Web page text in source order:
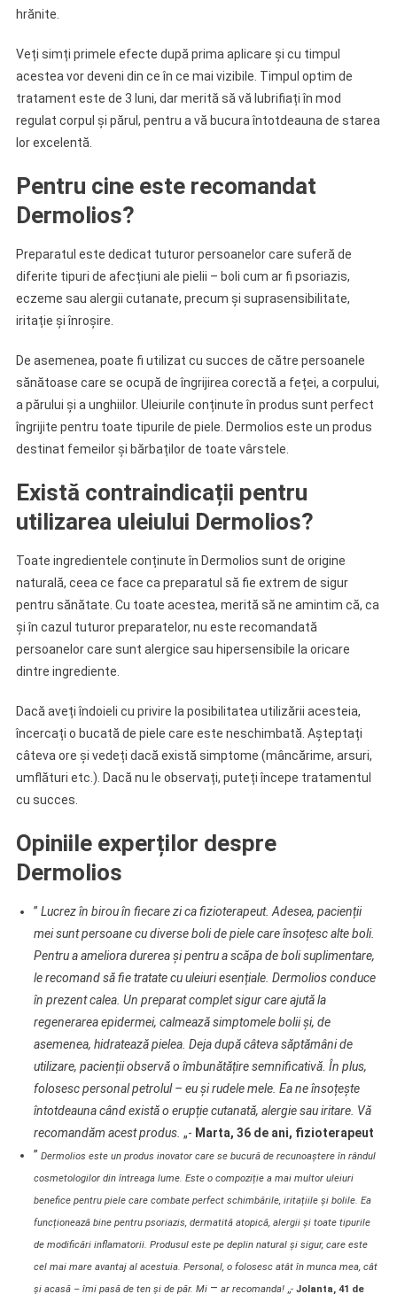
hrănite.
Veți simți primele efecte după prima aplicare și cu timpul
acestea vor deveni din ce în ce mai vizibile. Timpul optim de
tratament este de 3 luni, dar merită să vă lubrifiați în mod
regulat corpul și părul, pentru a vă bucura întotdeauna de starea
lor excelentă.
Pentru cine este recomandat
Dermolios?
Preparatul este dedicat tuturor persoanelor care suferă de
diferite tipuri de afecțiuni ale pielii – boli cum ar fi psoriazis,
eczeme sau alergii cutanate, precum și suprasensibilitate,
iritație și înroșire.
De asemenea, poate fi utilizat cu succes de către persoanele
sănătoase care se ocupă de îngrijirea corectă a feței, a corpului,
a părului și a unghiilor. Uleiurile conținute în produs sunt perfect
îngrijite pentru toate tipurile de piele. Dermolios este un produs
destinat femeilor și bărbaților de toate vârstele.
Există contraindicații pentru
utilizarea uleiului Dermolios?
Toate ingredientele conținute în Dermolios sunt de origine
naturală, ceea ce face ca preparatul să fie extrem de sigur
pentru sănătate. Cu toate acestea, merită să ne amintim că, ca
și în cazul tuturor preparatelor, nu este recomandată
persoanelor care sunt alergice sau hipersensibile la oricare
dintre ingrediente.
Dacă aveți îndoieli cu privire la posibilitatea utilizării acesteia,
încercați o bucată de piele care este neschimbată. Așteptați
câteva ore și vedeți dacă există simptome (mâncărime, arsuri,
umflături etc.). Dacă nu le observați, puteți începe tratamentul
cu succes.
Opiniile experților despre
Dermolios
” Lucrez în birou în fiecare zi ca fizioterapeut. Adesea, pacienții
mei sunt persoane cu diverse boli de piele care însoțesc alte boli.
Pentru a ameliora durerea și pentru a scăpa de boli suplimentare,
le recomand să fie tratate cu uleiuri esențiale. Dermolios conduce
în prezent calea. Un preparat complet sigur care ajută la
regenerarea epidermei, calmează simptomele bolii și, de
asemenea, hidratează pielea. Deja după câteva săptămâni de
utilizare, pacienții observă o îmbunătățire semnificativă. În plus,
folosesc personal petrolul – eu și rudele mele. Ea ne însoțește
întotdeauna când există o erupție cutanată, alergie sau iritare. Vă
recomandăm acest produs. „- Marta, 36 de ani, fizioterapeut
” Dermolios este un produs inovator care se bucură de recunoaștere în rândul
cosmetologilor din întreaga lume. Este o compoziție a mai multor uleiuri
benefice pentru piele care combate perfect schimbările, iritațiile și bolile. Ea
funcționează bine pentru psoriazis, dermatită atopică, alergii și toate tipurile
de modificări inflamatorii. Produsul este pe deplin natural și sigur, care este
cel mai mare avantaj al acestuia. Personal, o folosesc atât în munca mea, cât
și acasă – îmi pasă de ten și de păr. Mi– ar recomanda! „- Jolanta, 41 de